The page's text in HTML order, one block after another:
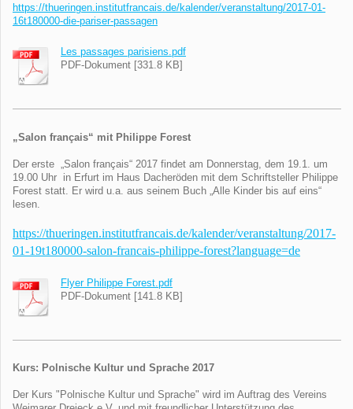
https://thueringen.institutfrancais.de/kalender/veranstaltung/2017-01-
16t180000-die-pariser-passagen
Les passages parisiens.pdf
PDF-Dokument [331.8 KB]
„Salon français“ mit Philippe Forest
Der erste „Salon français“ 2017 findet am Donnerstag, dem 19.1. um
19.00 Uhr in Erfurt im Haus Dacheröden mit dem Schriftsteller Philippe
Forest statt. Er wird u.a. aus seinem Buch „Alle Kinder bis auf eins“
lesen.
https://thueringen.institutfrancais.de/kalender/veranstaltung/2017-
01-19t180000-salon-francais-philippe-forest?language=de
Flyer Philippe Forest.pdf
PDF-Dokument [141.8 KB]
Kurs: Polnische Kultur und Sprache 2017
Der Kurs "Polnische Kultur und Sprache" wird im Auftrag des Vereins